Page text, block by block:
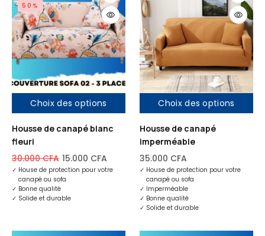
Choix des options
50%
Housse de canapé blanc
fleuri
30.000CFA 15.000 CFA
✓ House de protection pour votre
canapé ou sofa
✓ Bonne qualité
✓ Solide et durable
Choix des options
Housse de canapé
imperméable
35.000 CFA
✓ House de protection pour votre
canapé ou sofa
✓ Imperméable
✓ Bonne qualité
✓ Solide et durable